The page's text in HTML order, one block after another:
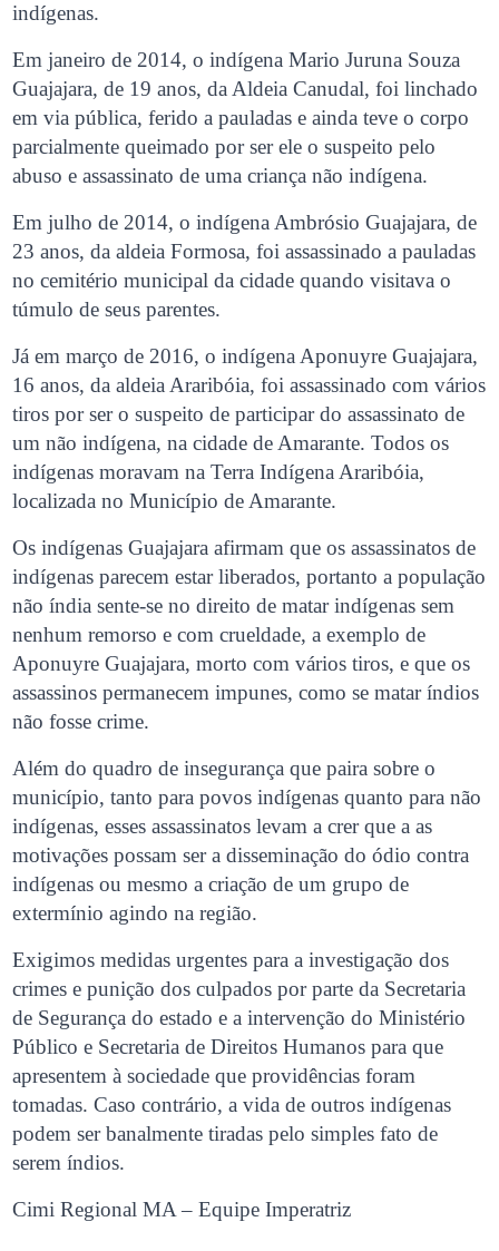
indígenas.
Em janeiro de 2014, o indígena Mario Juruna Souza
Guajajara, de 19 anos, da Aldeia Canudal, foi linchado
em via pública, ferido a pauladas e ainda teve o corpo
parcialmente queimado por ser ele o suspeito pelo
abuso e assassinato de uma criança não indígena.
Em julho de 2014, o indígena Ambrósio Guajajara, de
23 anos, da aldeia Formosa, foi assassinado a pauladas
no cemitério municipal da cidade quando visitava o
túmulo de seus parentes.
Já em março de 2016, o indígena Aponuyre Guajajara,
16 anos, da aldeia Araribóia, foi assassinado com vários
tiros por ser o suspeito de participar do assassinato de
um não indígena, na cidade de Amarante. Todos os
indígenas moravam na Terra Indígena Araribóia,
localizada no Município de Amarante.
Os indígenas Guajajara afirmam que os assassinatos de
indígenas parecem estar liberados, portanto a população
não índia sente-se no direito de matar indígenas sem
nenhum remorso e com crueldade, a exemplo de
Aponuyre Guajajara, morto com vários tiros, e que os
assassinos permanecem impunes, como se matar índios
não fosse crime.
Além do quadro de insegurança que paira sobre o
município, tanto para povos indígenas quanto para não
indígenas, esses assassinatos levam a crer que a as
motivações possam ser a disseminação do ódio contra
indígenas ou mesmo a criação de um grupo de
extermínio agindo na região.
Exigimos medidas urgentes para a investigação dos
crimes e punição dos culpados por parte da Secretaria
de Segurança do estado e a intervenção do Ministério
Público e Secretaria de Direitos Humanos para que
apresentem à sociedade que providências foram
tomadas. Caso contrário, a vida de outros indígenas
podem ser banalmente tiradas pelo simples fato de
serem índios.
Cimi Regional MA – Equipe Imperatriz